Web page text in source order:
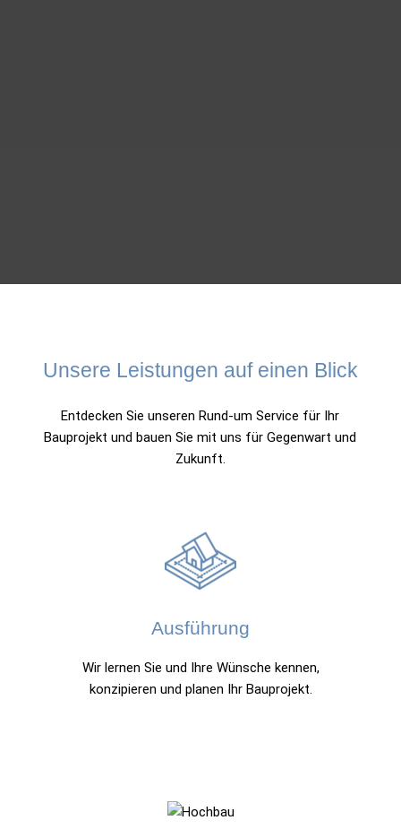
Unsere Leistungen auf einen Blick
Entdecken Sie unseren Rund-um Service für Ihr
Bauprojekt und bauen Sie mit uns für Gegenwart und
Zukunft.
Ausführung
Wir lernen Sie und Ihre Wünsche kennen,
konzipieren und planen Ihr Bauprojekt.